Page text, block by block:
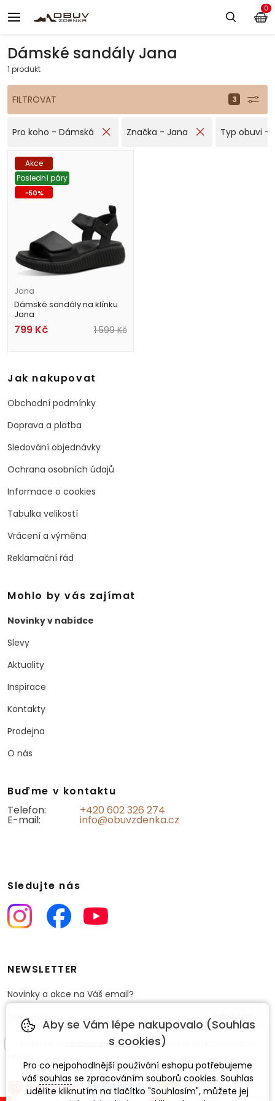
Dámské sandály Jana
1 produkt
FILTROVAT
Pro koho - Dámská Značka - Jana Typ obuvi -
Akce
Poslední páry
-50%
Jana
Dámské sandály na klínku
Jana
8-28765-44 001 černé
799 Kč 1 599Kč
0
Jak nakupovat
Obchodní podmínky
Doprava a platba
Sledování objednávky
Ochrana osobních údajů
Informace o cookies
Tabulka velikostí
Vrácení a výměna
Reklamační řád
Mohlo by vás zajímat
Novinky v nabídce
Slevy
Aktuality
Inspirace
Kontakty
Prodejna
O nás
Buďme v kontaktu
Telefon:
+420 602 326 274
E-mail: info@obuvzdenka.cz
Sledujte nás
NEWSLETTER
Novinky a akce na Váš email?
zpracováním osobních údajůpro účely zasílání obchodního
Aby se Vám lépe nakupovalo (Souhlas
s cookies)
Pro co nejpohodlnější používání eshopu potřebujeme
váš souhlas se zpracováním souborů cookies. Souhlas
udělíte kliknutím na tlačítko "Souhlasím", můžete jej